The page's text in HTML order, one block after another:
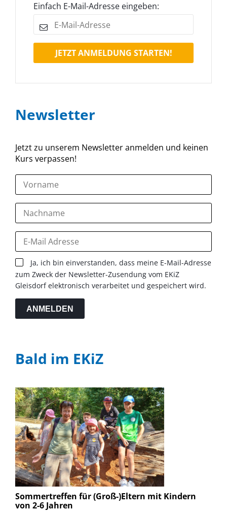
Newsletter
Jetzt zu unserem Newsletter anmelden und keinen
Kurs verpassen!
Ja, ich bin einverstanden, dass meine E-Mail-Adresse
zum Zweck der Newsletter-Zusendung vom EKiZ
Gleisdorf elektronisch verarbeitet und gespeichert wird.
ANMELDEN
Bald im EKiZ
Sommertreffen für (Groß-)Eltern mit Kindern
von 2-6 Jahren
Einfach E-Mail-Adresse eingeben:
JETZT ANMELDUNG STARTEN!